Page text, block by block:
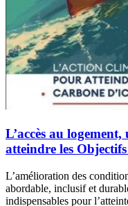
L’accès au
atteindre les
L’amélioration des
abordable, inclusif et
indispensables pour